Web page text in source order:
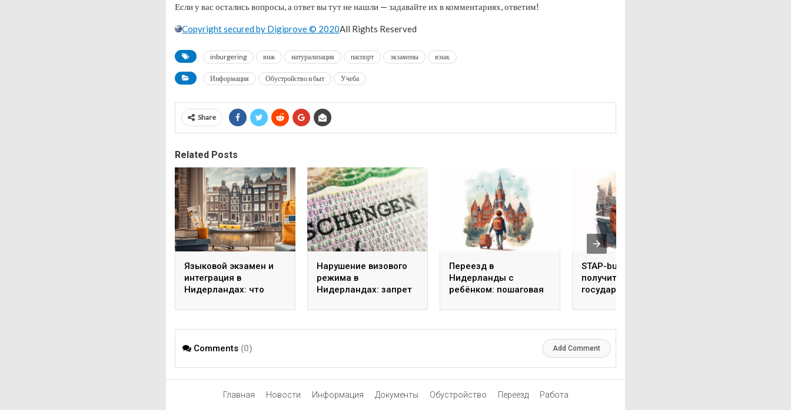
Если у вас остались вопросы, а ответ вы тут не нашли — задавайте их в комментариях, ответим!
Copyright secured by Digiprove © 2020All Rights Reserved
inburgering внж натурализация паспорт экзамены язык
Информация Обустройство и быт Учеба
Share
Related Posts
Языковой экзамен и
интеграция в
Нидерландах: что
году
Нарушение визового
режима в
Нидерландах: запрет
обжалование
Переезд в
Нидерланды с
ребёнком: пошаговая
STAP-budget. Как
получить от
государства €1000 на
Comments (0) Add Comment
Главная Новости Информация Документы Обустройство Переезд Работа